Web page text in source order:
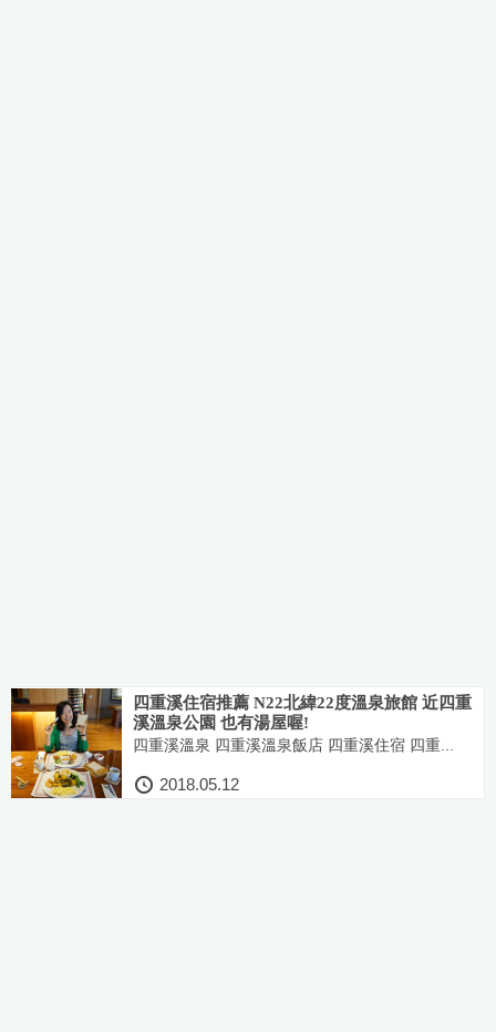
四重溪住宿推薦 N22北緯22度溫泉旅館 近四重
溪溫泉公園 也有湯屋喔!
四重溪溫泉 四重溪溫泉飯店 四重溪住宿 四重...
2018.05.12